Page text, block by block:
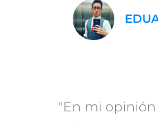
"En mi opinión